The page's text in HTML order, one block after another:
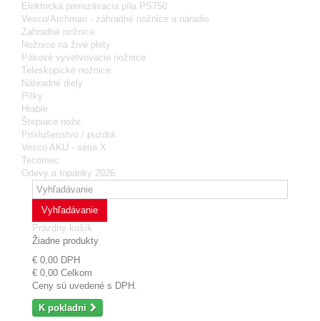
Elektrická prerezávacia píla PS750
Vesco/Archman - záhradné nožnice a náradie
Zahradné nožnice
Nožnice na živé ploty
Pákové vyvetvovacie nožnice
Teleskopické nožnice
Náhradné diely
Pílky
Hrable
Štepiace nože
Príslušenstvo / puzdrá
Vesco AKU - séria X
Tecomec
Odevy a topánky 2026
Vyhľadávanie
Prázdny košík
Žiadne produkty
€ 0,00 DPH
€ 0,00 Celkom
Ceny sú uvedené s DPH.
K pokladni